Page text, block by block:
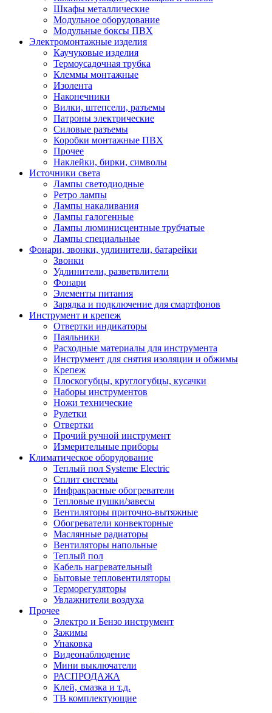
Шкафы металлические
Модульное оборудование
Модульные боксы ПВХ
Электромонтажные изделия
Каучуковые изделия
Термоусадочная трубка
Клеммы монтажные
Изолента
Наконечники
Вилки, штепсели, разъемы
Патроны электрические
Силовые разъемы
Коробки монтажные ПВХ
Прочее
Наклейки, бирки, символы
Источники света
Лампы светодиодные
Ретро лампы
Лампы накаливания
Лампы галогенные
Лампы люминисцентные трубчатые
Лампы специальные
Фонари, звонки, удлинители, батарейки
Звонки
Удлинители, разветвлители
Фонари
Элементы питания
Зарядка и подключение для смартфонов
Инструмент и крепеж
Отвертки индикаторы
Паяльники
Расходные материалы для инструмента
Инструмент для снятия изоляции и обжимы
Крепеж
Плоскогубцы, круглогубцы, кусачки
Наборы инструментов
Ножи технические
Рулетки
Отвертки
Прочий ручной инструмент
Измерительные приборы
Климатическое оборудование
Теплый пол Systeme Electric
Сплит системы
Инфракрасные обогреватели
Тепловые пушки/завесы
Вентиляторы приточно-вытяжные
Обогреватели конвекторные
Маслянные радиаторы
Вентиляторы напольные
Теплый пол
Кабель нагревательный
Бытовые тепловентиляторы
Терморегуляторы
Увлажнители воздуха
Прочее
Электро и Бензо инструмент
Зажимы
Упаковка
Видеонаблюдение
Мини выключатели
РАСПРОДАЖА
Клей, смазка и т.д.
ТВ комплектующие